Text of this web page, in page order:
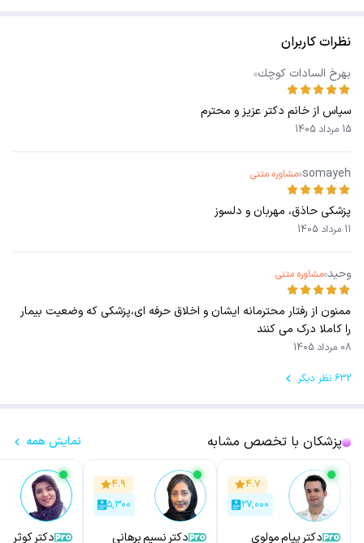
نظرات کاربران
بهرخ السادات كوچك
سپاس از خانم دکتر عزیز و محترم
15 مرداد 1405
somayeh مشاوره متنی
پزشکی حاذق، مهربان و دلسوز
11 مرداد 1405
وحید مشاوره متنی
ممنون از رفتار محترمانه ایشان و اخلاق حرفه ای،پزشکی که وضعیت بیمار
را کاملا درک می کنند
08 مرداد 1405
632 نظر دیگر
پزشکان با تخصص مشابه نمایش همه
۴.۷
۲۷,۰۰۰
دکتر پیام مولوی
۴.۹
۵,۳۰۰
دکتر نسیم برهانی
دکتر کوثر